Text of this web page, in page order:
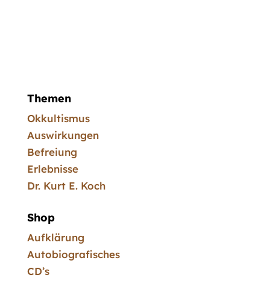
Themen
Okkultismus
Auswirkungen
Befreiung
Erlebnisse
Dr. Kurt E. Koch
Shop
Aufklärung
Autobiografisches
CD’s